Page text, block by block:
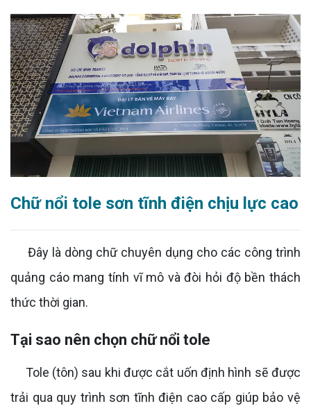
Chữ nổi tole sơn tĩnh điện chịu lực cao
Đây là dòng chữ chuyên dụng cho các công trình
quảng cáo mang tính vĩ mô và đòi hỏi độ bền thách
thức thời gian.
Tại sao nên chọn chữ nổi tole
Tole (tôn) sau khi được cắt uốn định hình sẽ được
trải qua quy trình sơn tĩnh điện cao cấp giúp bảo vệ